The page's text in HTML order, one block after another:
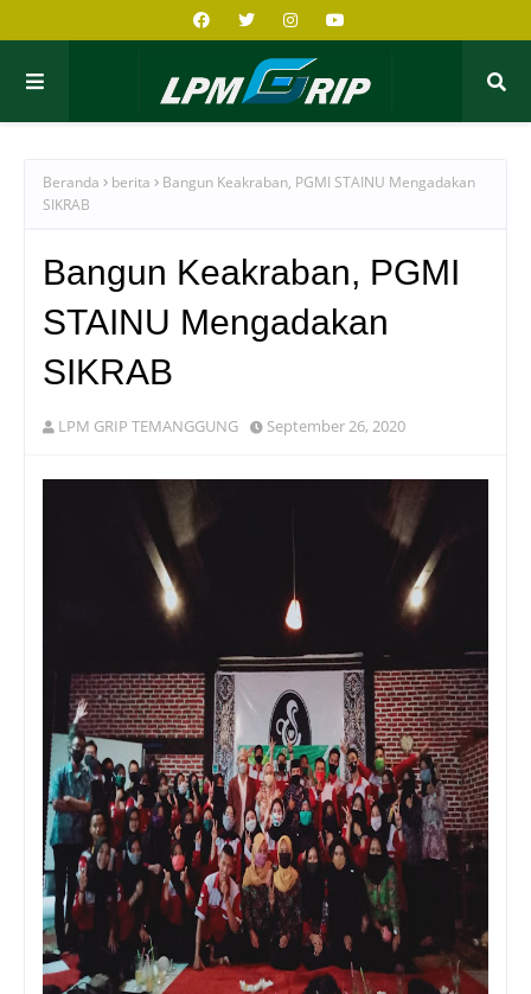
Beranda berita
Bangun Keakraban, PGMI STAINU Mengadakan
SIKRAB
Bangun Keakraban, PGMI
STAINU Mengadakan
SIKRAB
LPM GRIP TEMANGGUNG September 26, 2020